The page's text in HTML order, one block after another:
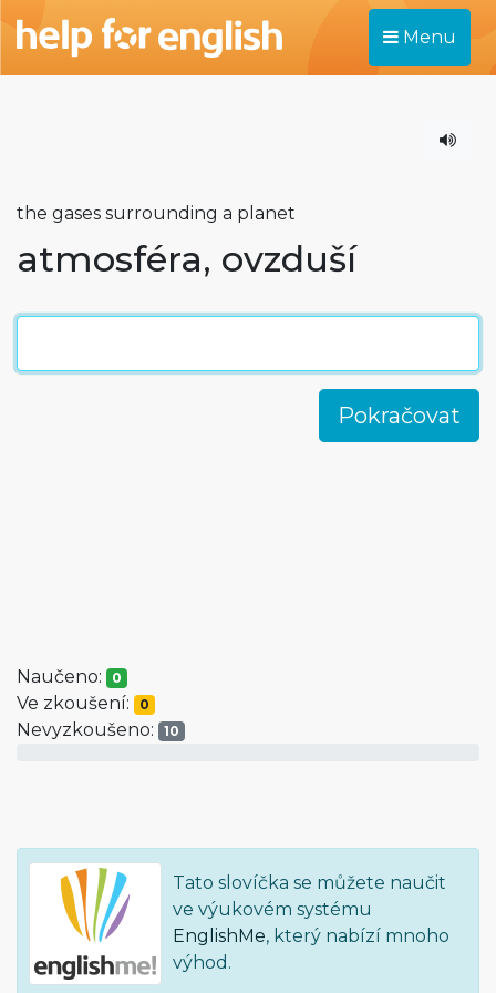
Menu
the gases surrounding a planet
atmosféra, ovzduší
Naučeno: 0
Ve zkoušení: 0
Nevyzkoušeno: 10
Tato slovíčka se můžete naučit
ve výukovém systému
EnglishMe, který nabízí mnoho
výhod.